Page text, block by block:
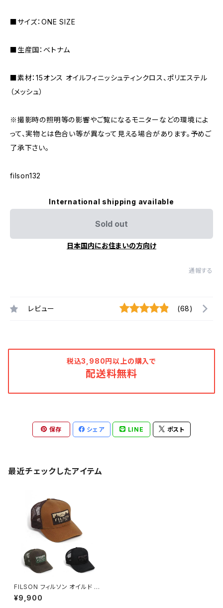
■サイズ：ONE SIZE
■生産国：ベトナム
■素材：15オンス オイルフィニッシュティンクロス、ポリエステル
（メッシュ）
※撮影時の照明等の影響やご覧になるモニターなどの環境によ
って、実物とは色合い等が異なって見える場合があります。予めご
了承下さい。
filson132
International shipping available
Sold out
日本国内にお住まいの方向け
通報する
レビュー (68)
税込3,980円以上の購入で
配送料無料
保存 シェア LINE ポスト
最近チェックしたアイテム
FILSON フィルソン オイルド ロ
ガーメッシュキャップ Waxed L
ogger Mesh Cap 全3色 #11
¥9,900